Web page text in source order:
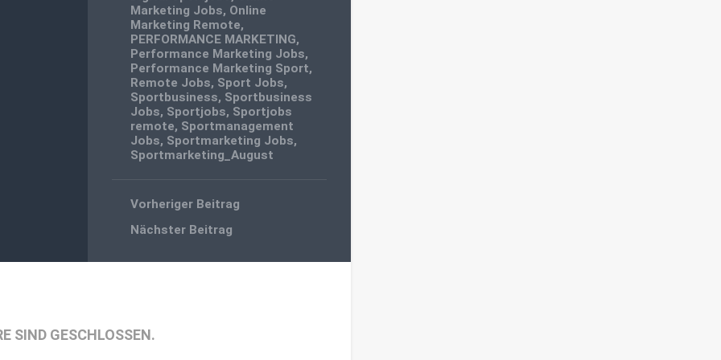
Marketing Jobs, Online
Marketing Remote,
PERFORMANCE MARKETING,
Performance Marketing Jobs,
Performance Marketing Sport,
Remote Jobs, Sport Jobs,
Sportbusiness, Sportbusiness
Jobs, Sportjobs, Sportjobs
remote, Sportmanagement
Jobs, Sportmarketing Jobs,
Sportmarketing_August
Vorheriger Beitrag
Nächster Beitrag
SIND GESCHLOSSEN.